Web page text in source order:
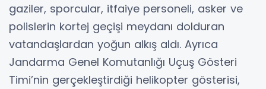
gaziler, sporcular, itfaiye personeli, asker ve
polislerin kortej geçişi meydanı dolduran
vatandaşlardan yoğun alkış aldı. Ayrıca
Jandarma Genel Komutanlığı Uçuş Gösteri
Timi’nin gerçekleştirdiği helikopter gösterisi,